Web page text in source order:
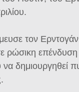
τον
ρώσικη
δημιουργηθεί